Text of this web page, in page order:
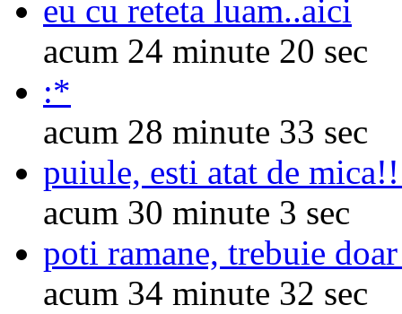
eu cu reteta luam..aici
acum 24 minute 20 sec
:*
acum 28 minute 33 sec
puiule, esti atat de
acum 30 minute 3 sec
poti ramane, trebuie doar
acum 34 minute 32 sec